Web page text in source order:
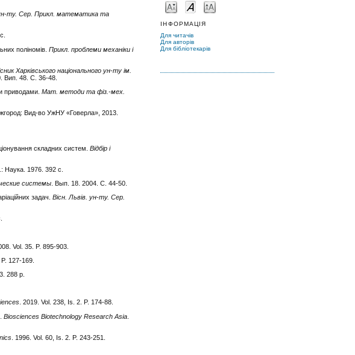
ІНФОРМАЦІЯ
Для читачів
Для авторів
Для бібліотекарів
ун-ту. Сер. Прикл. математика та
поліномів.Прикл. проблеми механіки і
Харківського національного ун-ту ім.
Вип. 48. С. 36-48.
приводами.Мат. методи та фіз.-мех.
Вид-во УжНУ «Говерла», 2013.
складних систем.Відбір і
1976. 392 с.
системы . Вып. 18. 2004. С. 44-50.
задач.Вісн. Львів. ун-ту. Сер.
Vol. 35. P. 895-903.
127-169.
288 p.
. 2019. Vol. 238, Is. 2. P. 174-88.
Biosciences Biotechnology Research Asia
. 1996. Vol. 60, Is. 2. P. 243-251.